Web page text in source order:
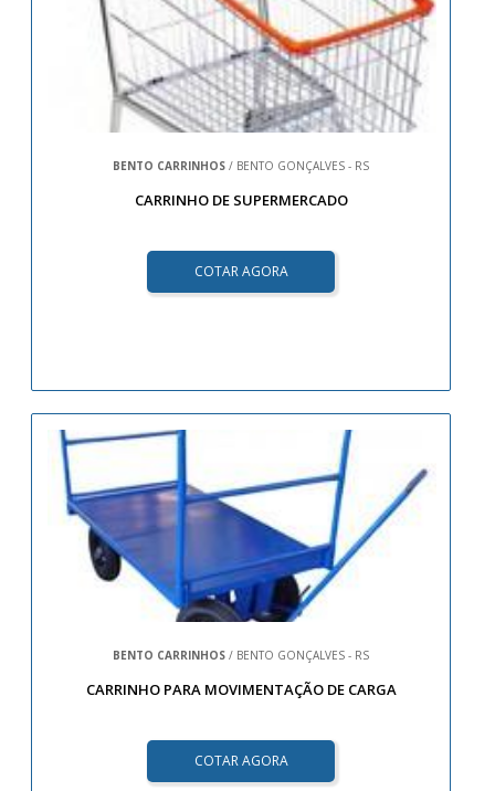
BENTO CARRINHOS / BENTO GONÇALVES - RS
CARRINHO DE SUPERMERCADO
COTAR AGORA
BENTO CARRINHOS / BENTO GONÇALVES - RS
CARRINHO PARA MOVIMENTAÇÃO DE CARGA
COTAR AGORA